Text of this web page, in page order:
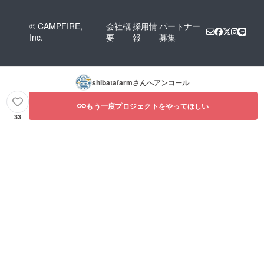
© CAMPFIRE,
Inc.
会社概
要
採用情
報
パートナー
募集
shibatafarmさんへアンコール
33
もう一度プロジェクトをやってほしい